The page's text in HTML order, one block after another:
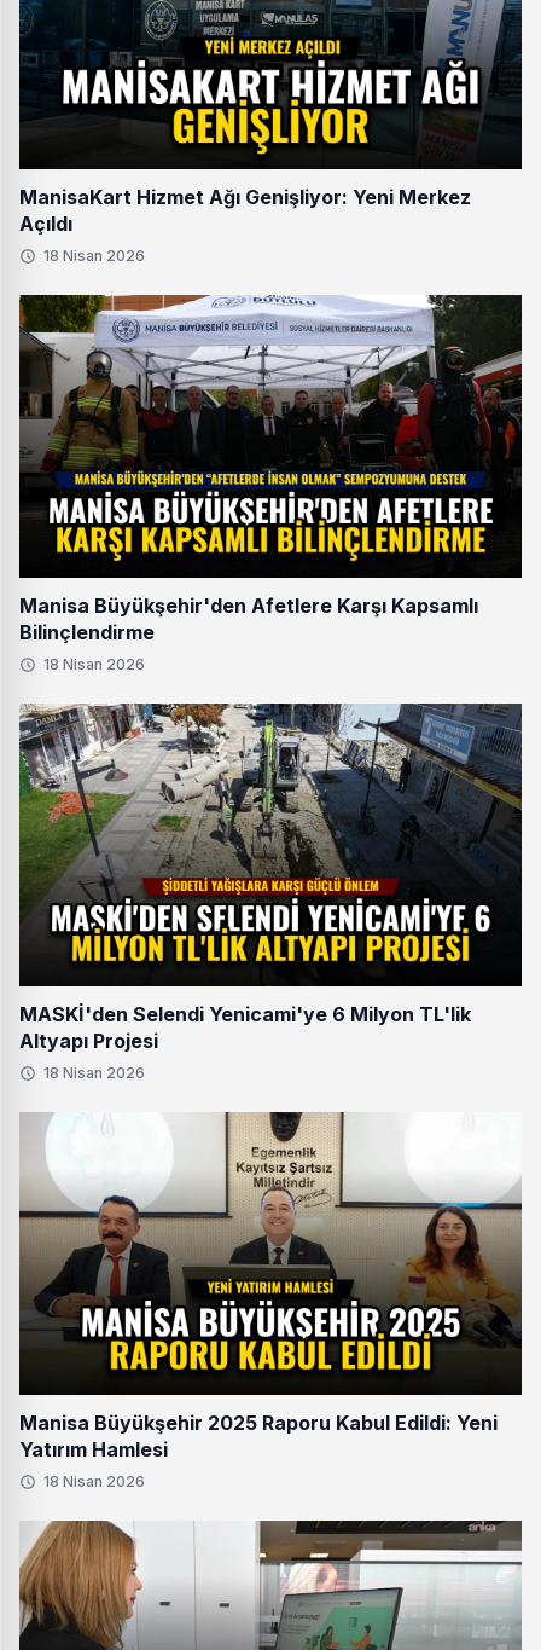
ManisaKart Hizmet Ağı Genişliyor: Yeni Merkez
Açıldı
18 Nisan 2026
Manisa Büyükşehir'den Afetlere Karşı Kapsamlı
Bilinçlendirme
18 Nisan 2026
MASKİ'den Selendi Yenicami'ye 6 Milyon TL'lik
Altyapı Projesi
18 Nisan 2026
Manisa Büyükşehir 2025 Raporu Kabul Edildi: Yeni
Yatırım Hamlesi
18 Nisan 2026